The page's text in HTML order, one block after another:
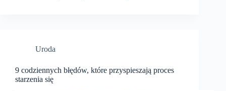
Uroda
9 codziennych błędów, które przyspieszają proces
starzenia się